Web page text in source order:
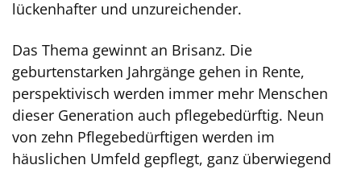
lückenhafter und unzureichender.
Das Thema gewinnt an Brisanz. Die
geburtenstarken Jahrgänge gehen in Rente,
perspektivisch werden immer mehr Menschen
dieser Generation auch pflegebedürftig. Neun
von zehn Pflegebedürftigen werden im
häuslichen Umfeld gepflegt, ganz überwiegend